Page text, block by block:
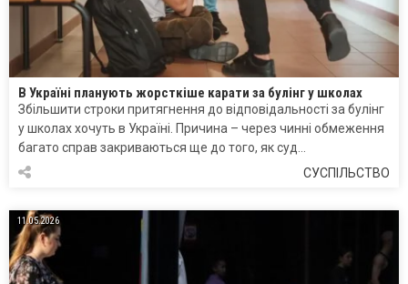
В Україні планують жорсткіше карати за булінг у школах
Збільшити строки притягнення до відповідальності за булінг
у школах хочуть в Україні. Причина – через чинні обмеження
багато справ закриваються ще до того, як суд…
СУСПІЛЬСТВО
11.05.2026